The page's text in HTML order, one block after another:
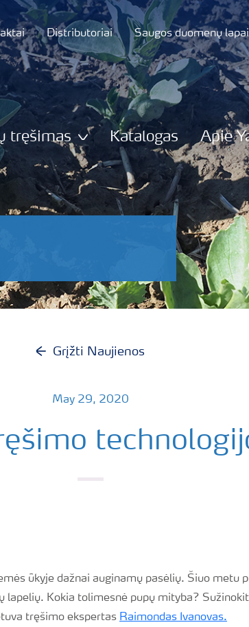
Distributoriai Saugos duomenų lapai
tręšimas Katalogas Apie
Grįžti Naujienos
May 29, 2020
ūkyje dažnai auginamų pasėlių. Šiuo metu
Kokia tolimesnė pupų mityba?
tręšimo ekspertas Raimondas Ivanovas.